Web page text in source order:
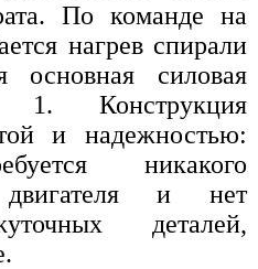
По команде на
нагрев спирали
основная силовая
1. Конструкция
и надежностью:
никакого
двигателя и нет
деталей,